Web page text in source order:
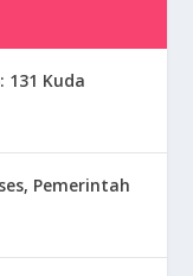
131 Kuda
Pemerintah